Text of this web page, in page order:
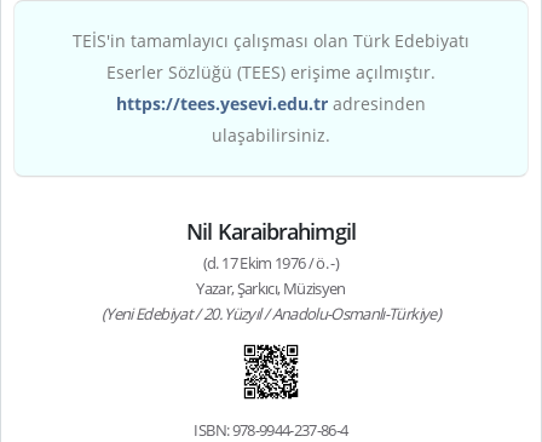
TEİS'in tamamlayıcı çalışması olan Türk Edebiyatı
Eserler Sözlüğü (TEES) erişime açılmıştır.
https://tees.yesevi.edu.tr adresinden
ulaşabilirsiniz.
Nil Karaibrahimgil
(d. 17 Ekim 1976 / ö. -)
Yazar, Şarkıcı, Müzisyen
(Yeni Edebiyat / 20. Yüzyıl / Anadolu-Osmanlı-Türkiye)
ISBN: 978-9944-237-86-4